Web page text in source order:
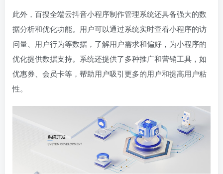
此外，百搜全端云抖音小程序制作管理系统还具备强大的数
据分析和优化功能。用户可以通过系统实时查看小程序的访
问量、用户行为等数据，了解用户需求和偏好，为小程序的
优化提供数据支持。系统还提供了多种推广和营销工具，如
优惠券、会员卡等，帮助用户吸引更多的用户和提高用户粘
性。